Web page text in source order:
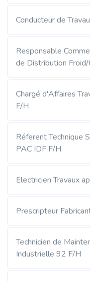
Conducteur de
Responsable
de Distribution
Chargé d'Affaires
F/H
Réferent Technique
PAC IDF F/H
Electricien Travaux
Prescripteur
Technicien de
Industrielle 92 F/H